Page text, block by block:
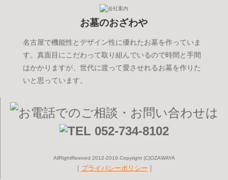
お墓のおざわや
名古屋で機能性とデザイン性に優れたお墓を作っていま
す。真面目にこだわって取り組んでいるので時間と手間
はかかりますが、世代に渡って愛させれるお墓を作りた
いと思っています。
AllRightResrved 2012-2019.Copyright (C)OZAWAYA
｜ プライバシーポリシー ｜